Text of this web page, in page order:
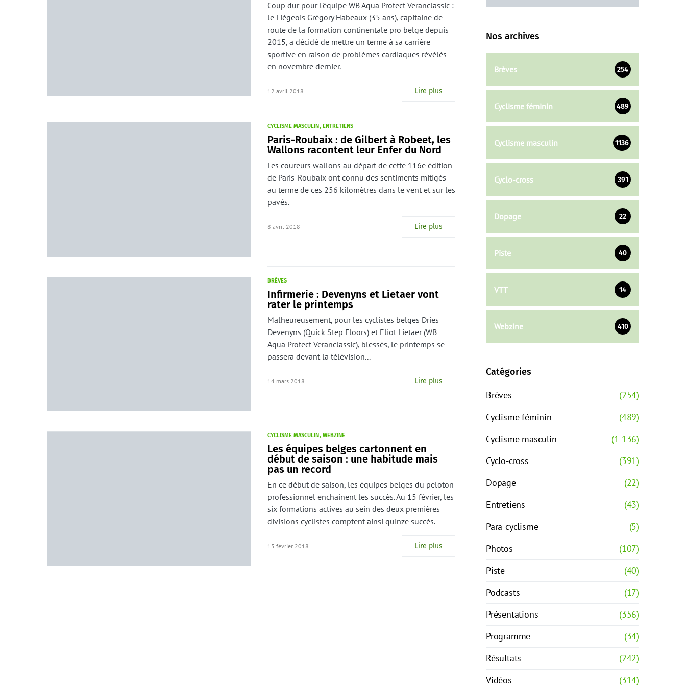
Coup dur pour l'équipe WB Aqua Protect Veranclassic :
le Liégeois Grégory Habeaux (35 ans), capitaine de
route de la formation continentale pro belge depuis
2015, a décidé de mettre un terme à sa carrière
sportive en raison de problèmes cardiaques révélés
en novembre dernier.
12 avril 2018 Lire plus
CYCLISME MASCULIN ENTRETIENS
Paris-Roubaix : de Gilbert à Robeet, les
Wallons racontent leur Enfer du Nord
Les coureurs wallons au départ de cette 116e édition
de Paris-Roubaix ont connu des sentiments mitigés
au terme de ces 256 kilomètres dans le vent et sur les
pavés.
8 avril 2018 Lire plus
BRÈVES
Infirmerie : Devenyns et Lietaer vont
rater le printemps
Malheureusement, pour les cyclistes belges Dries
Devenyns (Quick Step Floors) et Eliot Lietaer (WB
Aqua Protect Veranclassic), blessés, le printemps se
passera devant la télévision...
14 mars 2018 Lire plus
CYCLISME MASCULIN WEBZINE
Les équipes belges cartonnent en
début de saison : une habitude mais
pas un record
En ce début de saison, les équipes belges du peloton
professionnel enchaînent les succès. Au 15 février, les
six formations actives au sein des deux premières
divisions cyclistes comptent ainsi quinze succès.
15 février 2018 Lire plus
Nos archives
Brèves 254
Cyclisme féminin 489
Cyclisme masculin 1136
Cyclo-cross 391
Dopage 22
Piste 40
VTT 14
Webzine 410
Catégories
Brèves
(254)
Cyclisme féminin
(489)
Cyclisme masculin
(1 136)
Cyclo-cross
(391)
Dopage
(22)
Entretiens
(43)
Para-cyclisme
(5)
Photos
(107)
Piste
(40)
Podcasts
(17)
Présentations
(356)
Programme
(34)
Résultats
(242)
Vidéos
(314)